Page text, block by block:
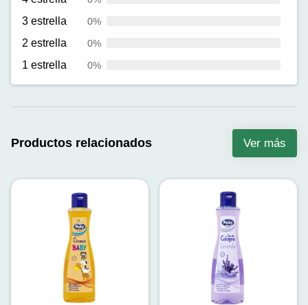
3 estrella 0%
2 estrella 0%
1 estrella 0%
Productos relacionados Ver más